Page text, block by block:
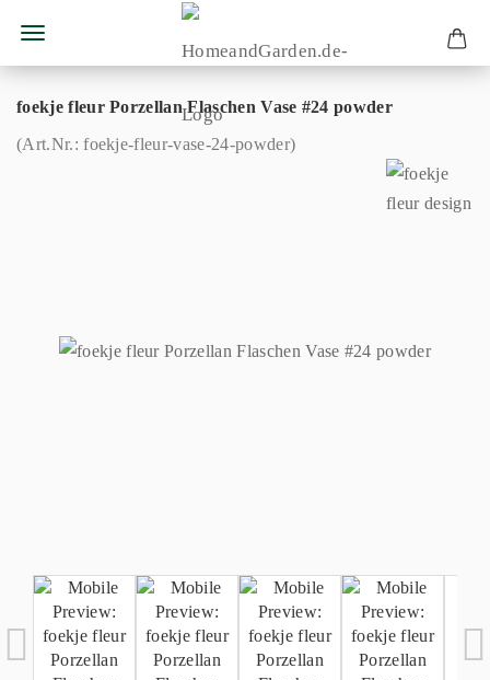
foekje fleur Porzellan Flaschen Vase #24 powder
(Art.Nr.:foekje-fleur-vase-24-powder)